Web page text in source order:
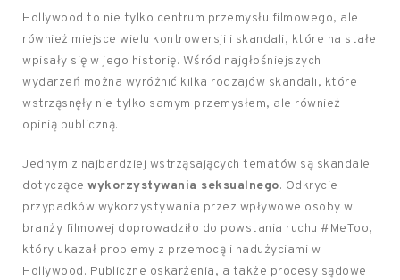
Hollywood to nie tylko centrum przemysłu filmowego, ale
również miejsce wielu kontrowersji i skandali, które na stałe
wpisały się w jego historię. Wśród najgłośniejszych
wydarzeń można wyróżnić kilka rodzajów skandali, które
wstrząsnęły nie tylko samym przemysłem, ale również
opinią publiczną.
Jednym z najbardziej wstrząsających tematów są skandale
dotyczące wykorzystywania seksualnego. Odkrycie
przypadków wykorzystywania przez wpływowe osoby w
branży filmowej doprowadziło do powstania ruchu #MeToo,
który ukazał problemy z przemocą i nadużyciami w
Hollywood. Publiczne oskarżenia, a także procesy sądowe